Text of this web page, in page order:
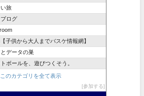
旅
ログ
子供から大人までバスケ情報網】
データの巣
ボールを、遊びつくそう。
このカテゴリを全て表示
参加する